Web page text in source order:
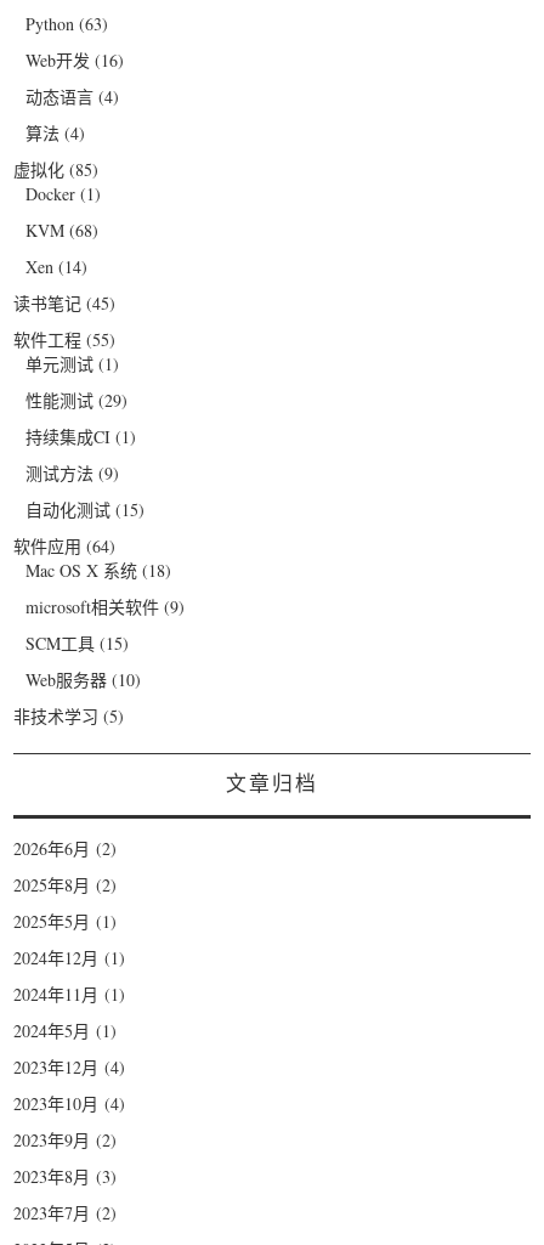
Python (63)
Web开发 (16)
动态语言 (4)
算法 (4)
虚拟化 (85)
Docker (1)
KVM (68)
Xen (14)
读书笔记 (45)
软件工程 (55)
单元测试 (1)
性能测试 (29)
持续集成CI (1)
测试方法 (9)
自动化测试 (15)
软件应用 (64)
Mac OS X 系统 (18)
microsoft相关软件 (9)
SCM工具 (15)
Web服务器 (10)
非技术学习 (5)
文章归档
2026年6月 (2)
2025年8月 (2)
2025年5月 (1)
2024年12月 (1)
2024年11月 (1)
2024年5月 (1)
2023年12月 (4)
2023年10月 (4)
2023年9月 (2)
2023年8月 (3)
2023年7月 (2)